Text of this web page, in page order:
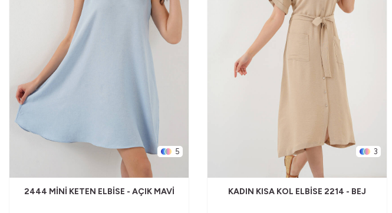
5
2444 MINI KETEN ELBISE - AÇIK MAVI
3
KADIN KISA KOL ELBISE 2214 - BEJ